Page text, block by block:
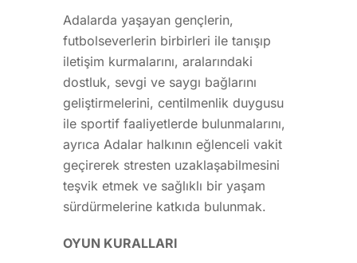
Adalarda yaşayan gençlerin,
futbolseverlerin birbirleri ile tanışıp
iletişim kurmalarını, aralarındaki
dostluk, sevgi ve saygı bağlarını
geliştirmelerini, centilmenlik duygusu
ile sportif faaliyetlerde bulunmalarını,
ayrıca Adalar halkının eğlenceli vakit
geçirerek stresten uzaklaşabilmesini
teşvik etmek ve sağlıklı bir yaşam
sürdürmelerine katkıda bulunmak.
OYUN KURALLARI